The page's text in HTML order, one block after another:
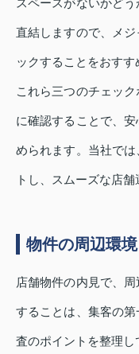
直結しますので、メ
ックすることをおすす
これら三つのチェッ
に確認することで、
められます。当社で
トし、スムーズな店
物件の周辺環
店舗物件の内見で、
することは、集客の
査のポイントを整理し